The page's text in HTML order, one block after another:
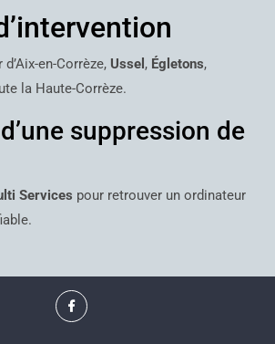
en-Corrèze, Ussel , Égletons,
la Haute-Corrèze.
suppression de
Services pour retrouver un ordinateur
Facebook